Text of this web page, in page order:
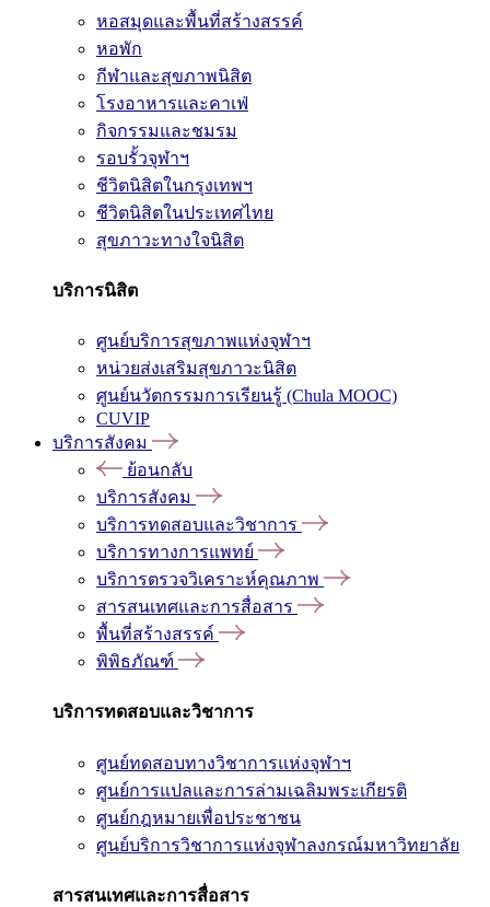
หอสมุดและพื้นที่สร้างสรรค์
หอพัก
กีฬาและสุขภาพนิสิต
โรงอาหารและคาเฟ่
กิจกรรมและชมรม
รอบรั้วจุฬาฯ
ชีวิตนิสิตในกรุงเทพฯ
ชีวิตนิสิตในประเทศไทย
สุขภาวะทางใจนิสิต
บริการนิสิต
ศูนย์บริการสุขภาพแห่งจุฬาฯ
หน่วยส่งเสริมสุขภาวะนิสิต
ศูนย์นวัตกรรมการเรียนรู้ (Chula MOOC)
CUVIP
บริการสังคม
ย้อนกลับ
บริการสังคม
บริการทดสอบและวิชาการ
บริการทางการแพทย์
บริการตรวจวิเคราะห์คุณภาพ
สารสนเทศและการสื่อสาร
พื้นที่สร้างสรรค์
พิพิธภัณฑ์
บริการทดสอบและวิชาการ
ศูนย์ทดสอบทางวิชาการแห่งจุฬาฯ
ศูนย์การแปลและการล่ามเฉลิมพระเกียรติ
ศูนย์กฎหมายเพื่อประชาชน
ศูนย์บริการวิชาการแห่งจุฬาลงกรณ์มหาวิทยาลัย
สารสนเทศและการสื่อสาร